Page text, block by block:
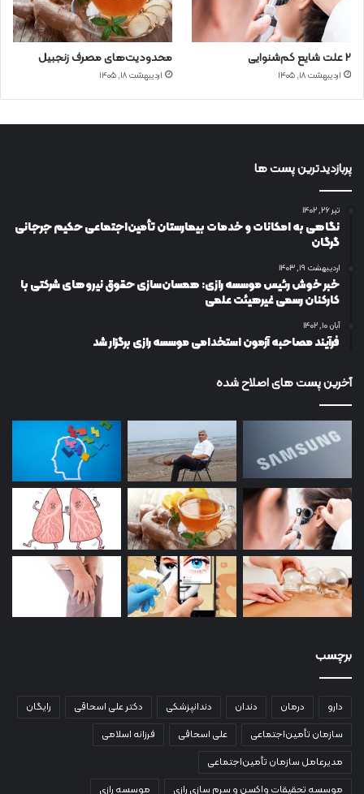
۲ علت شایع‌ کم‌شنوایی
اردیبهشت ۱۸, ۱۴۰۵
محدودیت‌های مصرف زنجبیل
اردیبهشت ۱۸, ۱۴۰۵
پربازدیدترین پست ها
تیر ۲۶, ۱۴۰۲
نگاهی به امکانات و خدمات بیمارستان تأمین‌اجتماعی حکیم جرجانی
گرگان
اردیبهشت ۱۹, ۱۴۰۳
خبر خوش رئیس موسسه رازی: همسان‌سازی حقوق نیروهای شرکتی با
کارکنان رسمی غیرهیئت علمی
آبان ۱۰, ۱۴۰۲
فرآیند مصاحبه آزمون استخدامی موسسه رازی برگزار شد
آخرین پست های اصلاح شده
برچسب
دارو درمان دندان دندانپزشکی دکتر علی اسحاقی
رایگان
سازمان تأمین‌اجتماعی
علی اسحاقی
فرزانه اسلامی
مدیرعامل سازمان تأمین‌اجتماعی
موسسه تحقیقات واکسن و سرم سازی رازی
موسسه رازی